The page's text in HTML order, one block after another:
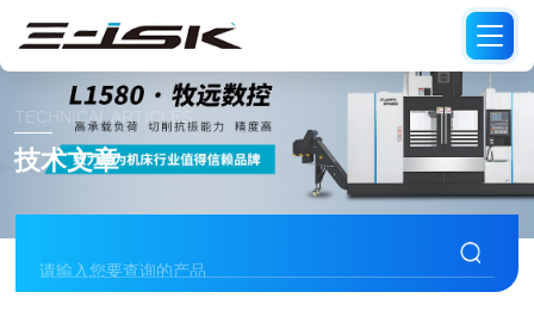
TECHNICAL ARTICLES
技术文章